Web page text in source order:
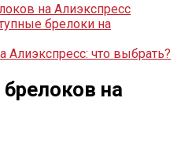
на Алиэкспресс
брелоки на
Алиэкспресс: что выбрать?
на